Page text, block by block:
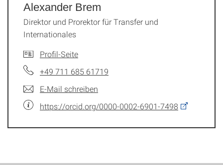
Alexander Brem
Direktor und Prorektor für Transfer und
Internationales
Profil-Seite
+49 711 685 61719
E-Mail schreiben
https://orcid.org/0000-0002-6901-7498